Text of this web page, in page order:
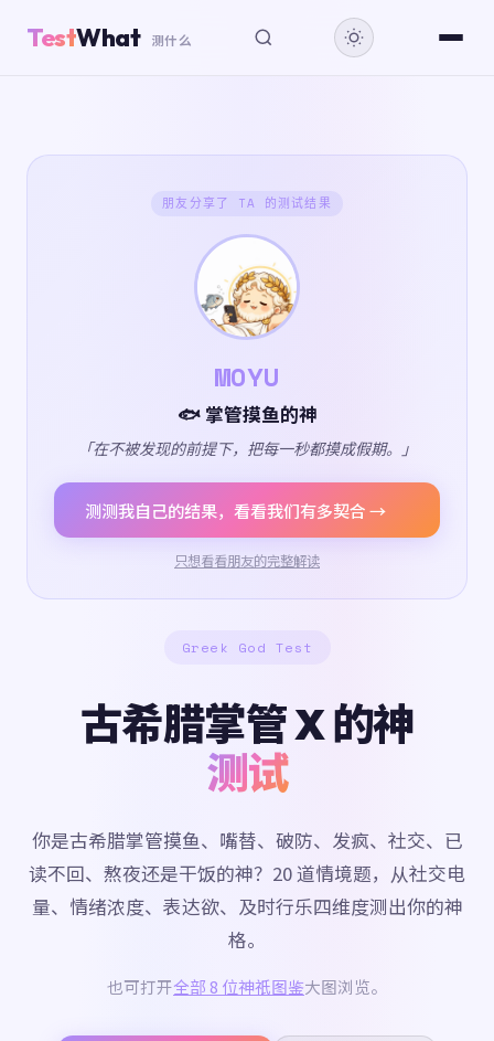
TestWhat 测什么
朋友分享了 TA 的测试结果
MOYU
🐟 掌管摸鱼的神
「在不被发现的前提下，把每一秒都摸成假期。」
测测我自己的结果，看看我们有多契合 →
只想看看朋友的完整解读
Greek God Test
古希腊掌管 X 的神
测试
你是古希腊掌管摸鱼、嘴替、破防、发疯、社交、已
读不回、熬夜还是干饭的神？20 道情境题，从社交电
量、情绪浓度、表达欲、及时行乐四维度测出你的神
格。
也可打开全部 8 位神祇图鉴大图浏览。